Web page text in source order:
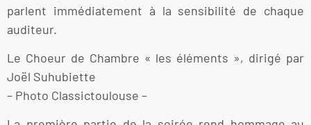
parlent immédiatement à la sensibilité de chaque
auditeur.
Le Choeur de Chambre « les éléments », dirigé par
Joël Suhubiette
– Photo Classictoulouse –